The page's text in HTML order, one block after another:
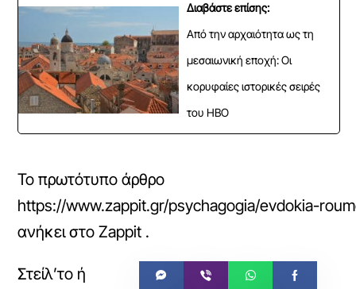
Διαβάστε επίσης:
Από την αρχαιότητα ως τη
μεσαιωνική εποχή: Οι
κορυφαίες ιστορικές σειρές
του HBO
Το πρωτότυπο άρθρο
https://www.zappit.gr/psychagogia/evdokia-
ανήκει στοZappit .